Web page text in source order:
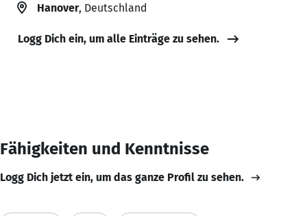
Hanover, Deutschland
Logg Dich ein, um alle Einträge zu sehen.
Fähigkeiten und Kenntnisse
Logg Dich jetzt ein, um das ganze Profil zu sehen.